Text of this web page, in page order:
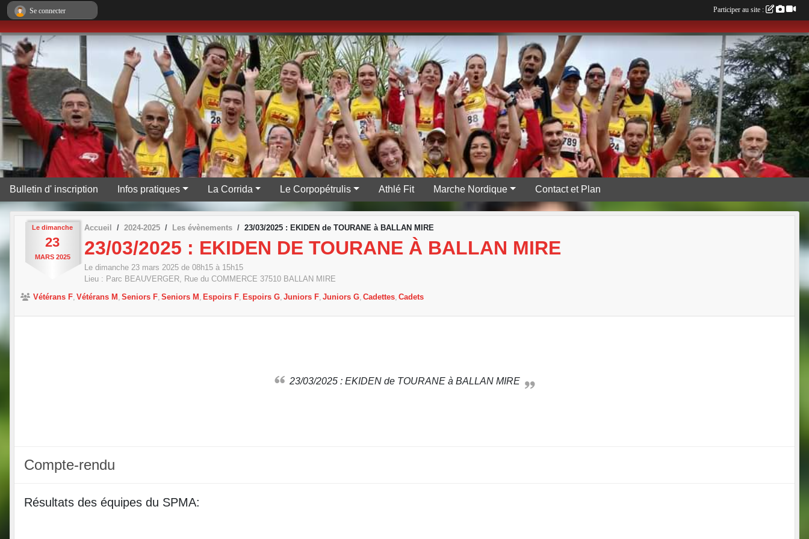
Bulletin d' inscription Infos pratiques La Corrida Le Corpopétrulis Athlé Fit Marche Nordique Contact et Plan
Le dimanche
23
MARS 2025
Accueil 2024-2025 Les évènements 23/03/2025 : EKIDEN de TOURANE à BALLAN MIRE
23/03/2025 : EKIDEN DE TOURANE À BALLAN MIRE
Le dimanche 23 mars 2025 de 08h15 à 15h15
Lieu : Parc BEAUVERGER, Rue du COMMERCE 37510 BALLAN MIRE
Vétérans F Vétérans M Seniors F Seniors M Espoirs F Espoirs G Juniors F Juniors G Cadettes Cadets
23/03/2025 : EKIDEN de TOURANE à BALLAN MIRE
Compte-rendu
Résultats des équipes du SPMA:
Se connecter Participer au site :
Panneau de gestion des cookies